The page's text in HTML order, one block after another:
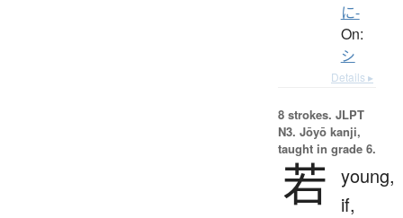
に-
On:
シ
Details ▸
8 strokes. JLPT
N3. Jōyō kanji,
taught in grade 6.
若 young,
if,